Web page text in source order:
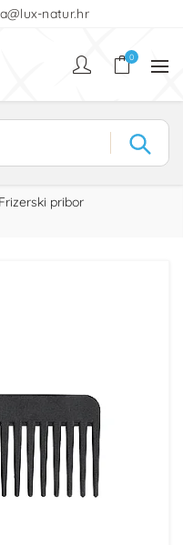
natur.hr
0
Frizerski pribor